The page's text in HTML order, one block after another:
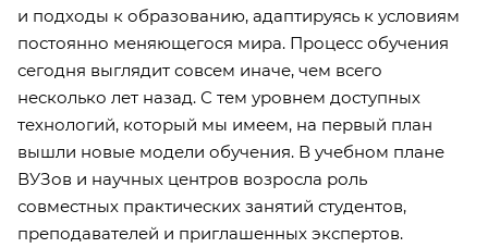
и подходы к образованию, адаптируясь к условиям
постоянно меняющегося мира. Процесс обучения
сегодня выглядит совсем иначе, чем всего
несколько лет назад. С тем уровнем доступных
технологий, который мы имеем, на первый план
вышли новые модели обучения. В учебном плане
ВУЗов и научных центров возросла роль
совместных практических занятий студентов,
преподавателей и приглашенных экспертов.